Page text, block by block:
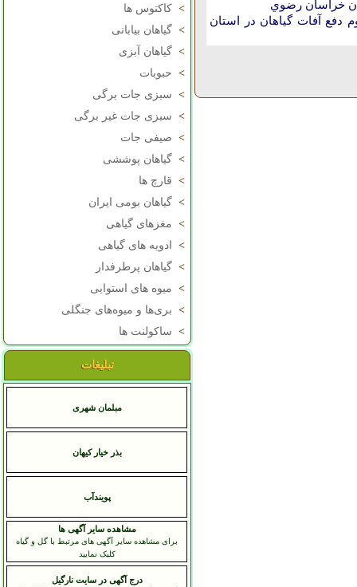
> کاکتوس ها
> گیاهان بیابانی
> گیاهان آبزی
> حبوبات
> سبزی جات برگی
> سبزی جات غیر برگی
> صیفی جات
> گیاهان پوششی
> قارچ ها
> گیاهان بومی ایران
> مغزهای گیاهی
>
ادویه های گیاهی
> گیاهان پرطرفدار
> میوه های استوایی
> بری‌ها و میوه‌های جنگلی
> ساکولنت ها
تبلیغات
مبلمان شهری
بذر خیار کیهان
پویندآب
مشاهده سایر آگهی ها
برای مشاهده سایر آگهی های مرتبط با گل و گیاه
کلیک نمایید
درج آگهی در سایت نارگیل
خراسان رضوي
آفات گیاهان در استان